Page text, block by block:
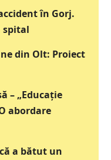
în Gorj.
spital
din Olt: Proiect
– „Educație
abordare
a bătut un